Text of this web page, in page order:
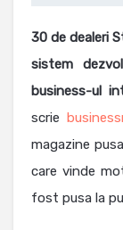
30 de dealeri
sistem
business-ul
scrie
magazine
care vinde
fost pusa la